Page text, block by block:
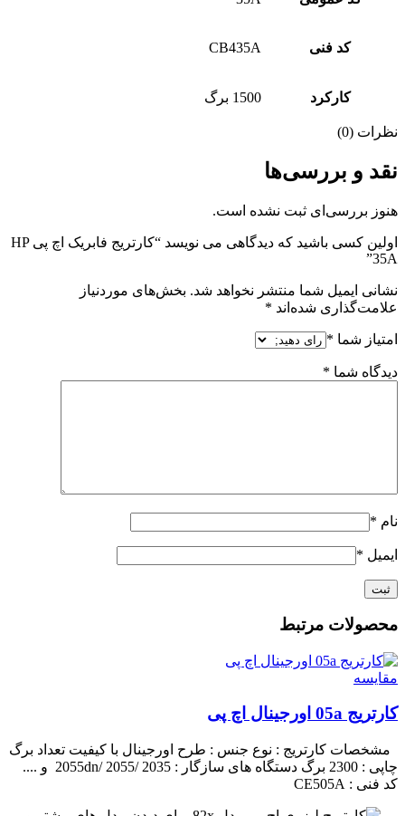
کد فنی CB435A
کارکرد 1500 برگ
نظرات (0)
نقد و بررسی‌ها
هنوز بررسی‌ای ثبت نشده است.
اولین کسی باشید که دیدگاهی می نویسد “کارتریج فابریک اچ پی HP
35A”
نشانی ایمیل شما منتشر نخواهد شد. بخش‌های موردنیاز
علامت‌گذاری شده‌اند *
امتیاز شما *
دیدگاه شما *
نام *
ایمیل *
محصولات مرتبط
مقايسه
کارتریج 05a اورجینال اچ پی
مشخصات کارتریج : نوع جنس : طرح اورجینال با کیفیت تعداد برگ
چاپی : 2300 برگ
دستگاه های سازگار : 2055dn/ 2055/ 2035 و ....
کد فنی : CE505A